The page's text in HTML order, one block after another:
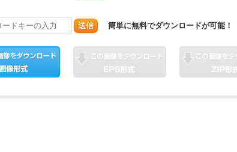
送信 簡単に無料でダウンロードが可能！